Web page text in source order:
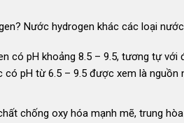
Nước hydrogen khác các loại
có pH khoảng 8.5 – 9.5, tương tự với
pH từ 6.5 – 9.5 được xem là
chống oxy hóa mạnh mẽ, trung